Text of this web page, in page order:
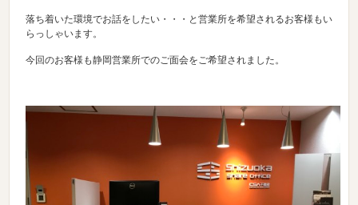
落ち着いた環境でお話をしたい・・・と営業所を希望されるお客様もい
らっしゃいます。
今回のお客様も静岡営業所でのご面会をご希望されました。